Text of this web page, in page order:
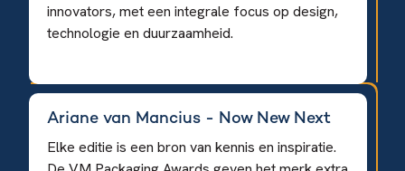
innovators, met een integrale focus op design,
technologie en duurzaamheid.
Ariane van Mancius - Now New Next
Elke editie is een bron van kennis en inspiratie.